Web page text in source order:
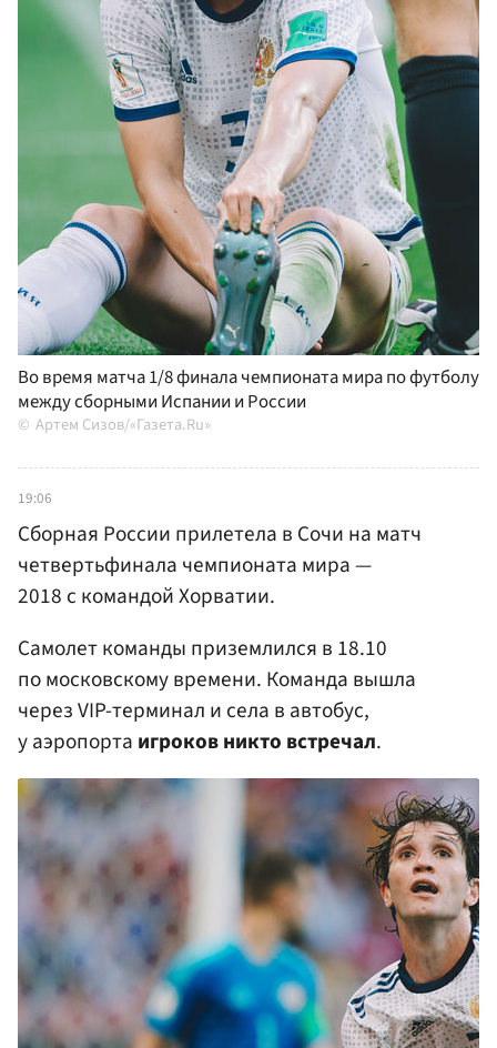
Во время матча 1/8 финала чемпионата мира по футболу
между сборными Испании и России
Артем Сизов/«Газета.Ru»
19:06
Сборная России прилетела в Сочи на матч
четвертьфинала чемпионата мира —
2018 с командой Хорватии.
Самолет команды приземлился в 18.10
по московскому времени. Команда вышла
через VIP-терминал и села в автобус,
у аэропорта игроков никто встречал.